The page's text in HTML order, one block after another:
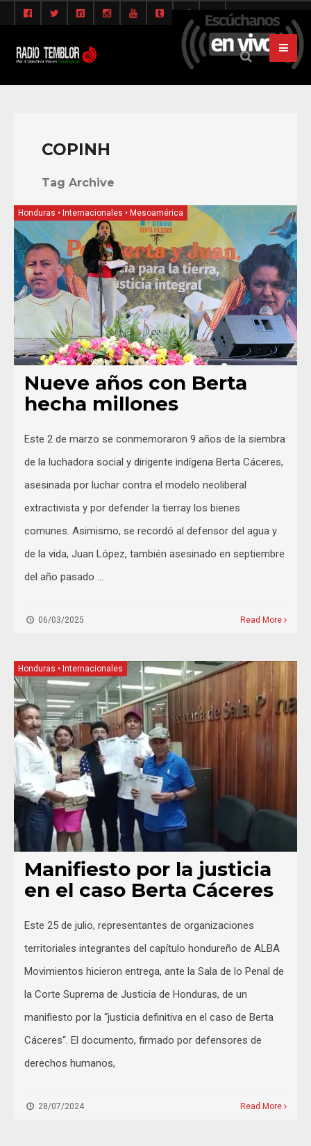
COPINH
Tag Archive
Honduras • Internacionales • Mesoamérica
Nueve años con Berta
hecha millones
Este 2 de marzo se conmemoraron 9 años de la siembra
de la luchadora social y dirigente indígena Berta Cáceres,
asesinada por luchar contra el modelo neoliberal
extractivista y por defender la tierray los bienes
comunes. Asimismo, se recordó al defensor del agua y
de la vida, Juan López, también asesinado en septiembre
del año pasado …
06/03/2025 Read More
Honduras • Internacionales
Manifiesto por la justicia
en el caso Berta Cáceres
Este 25 de julio, representantes de organizaciones
territoriales integrantes del capítulo hondureño de ALBA
Movimientos hicieron entrega, ante la Sala de lo Penal de
la Corte Suprema de Justicia de Honduras, de un
manifiesto por la “justicia definitiva en el caso de Berta
Cáceres“. El documento, firmado por defensores de
derechos humanos,
28/07/2024 Read More